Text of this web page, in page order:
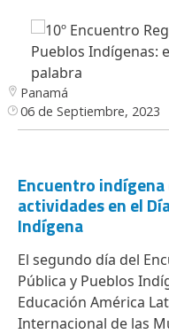
Panamá
06 de Septiembre, 2023
Encuentro
actividades en el
Indígena
El segundo día del
Pública y Pueblos
Educación América
Internacional de las